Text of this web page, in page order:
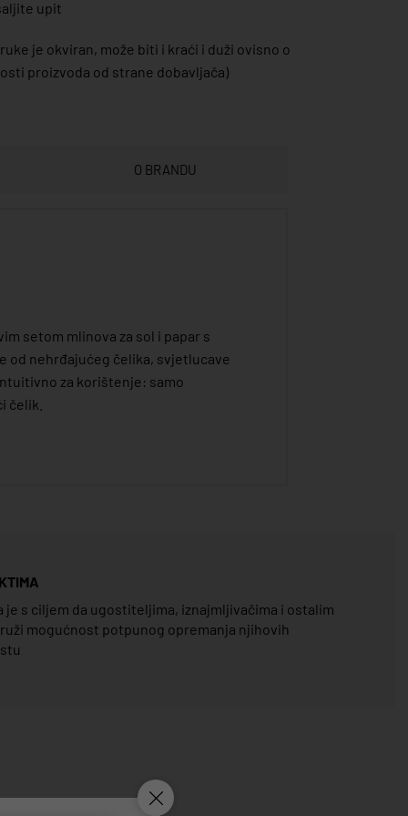
upit
je okviran, može biti i kraći i duži ovisno o
proizvoda od strane dobavljača)
O BRANDU
setom mlinova za sol i papar s
od nehrđajućeg čelika, svjetlucave
za korištenje: samo
čelik.
je s ciljem da ugostiteljima, iznajmljivačima i ostalim
mogućnost potpunog opremanja njihovih